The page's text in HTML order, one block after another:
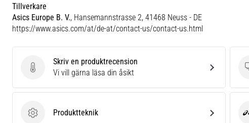
Tillverkare
Asics Europe B. V., Hansemannstrasse 2, 41468 Neuss - DE
https://www.asics.com/at/de-at/contact-us/contact-us.html
Skriv en produktrecension
Skriv en produktrecension
Vi vill gärna läsa din åsikt
ProduktteknikProduktteknik